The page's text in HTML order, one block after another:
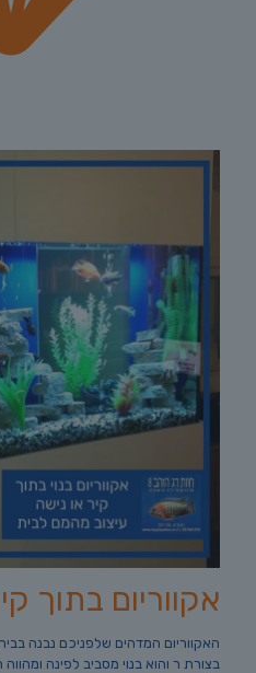
אקווריום בתוך
האקווריום המדהים שלפניכם נבנה
בצורת ר והוא בנוי מסביב לפינה